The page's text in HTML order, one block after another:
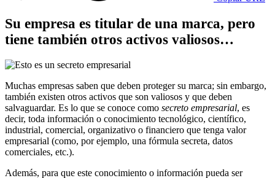
Su empresa es titular de una marca, pero
tiene también otros activos valiosos…
Muchas empresas saben que deben proteger su marca; sin embargo,
también existen otros activos que son valiosos y que deben
salvaguardar. Es lo que se conoce como secreto empresarial, es
decir, toda información o conocimiento tecnológico, científico,
industrial, comercial, organizativo o financiero que tenga valor
empresarial (como, por ejemplo, una fórmula secreta, datos
comerciales, etc.).
Además, para que este conocimiento o información pueda ser